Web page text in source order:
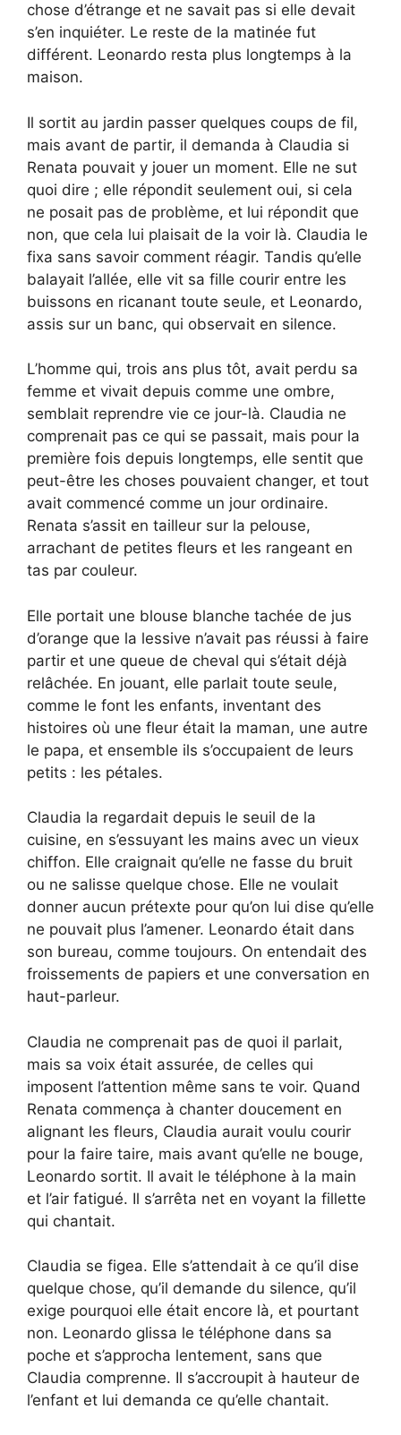
chose d’étrange et ne savait pas si elle devait
s’en inquiéter. Le reste de la matinée fut
différent. Leonardo resta plus longtemps à la
maison.
Il sortit au jardin passer quelques coups de fil,
mais avant de partir, il demanda à Claudia si
Renata pouvait y jouer un moment. Elle ne sut
quoi dire ; elle répondit seulement oui, si cela
ne posait pas de problème, et lui répondit que
non, que cela lui plaisait de la voir là. Claudia le
fixa sans savoir comment réagir. Tandis qu’elle
balayait l’allée, elle vit sa fille courir entre les
buissons en ricanant toute seule, et Leonardo,
assis sur un banc, qui observait en silence.
L’homme qui, trois ans plus tôt, avait perdu sa
femme et vivait depuis comme une ombre,
semblait reprendre vie ce jour-là. Claudia ne
comprenait pas ce qui se passait, mais pour la
première fois depuis longtemps, elle sentit que
peut-être les choses pouvaient changer, et tout
avait commencé comme un jour ordinaire.
Renata s’assit en tailleur sur la pelouse,
arrachant de petites fleurs et les rangeant en
tas par couleur.
Elle portait une blouse blanche tachée de jus
d’orange que la lessive n’avait pas réussi à faire
partir et une queue de cheval qui s’était déjà
relâchée. En jouant, elle parlait toute seule,
comme le font les enfants, inventant des
histoires où une fleur était la maman, une autre
le papa, et ensemble ils s’occupaient de leurs
petits : les pétales.
Claudia la regardait depuis le seuil de la
cuisine, en s’essuyant les mains avec un vieux
chiffon. Elle craignait qu’elle ne fasse du bruit
ou ne salisse quelque chose. Elle ne voulait
donner aucun prétexte pour qu’on lui dise qu’elle
ne pouvait plus l’amener. Leonardo était dans
son bureau, comme toujours. On entendait des
froissements de papiers et une conversation en
haut-parleur.
Claudia ne comprenait pas de quoi il parlait,
mais sa voix était assurée, de celles qui
imposent l’attention même sans te voir. Quand
Renata commença à chanter doucement en
alignant les fleurs, Claudia aurait voulu courir
pour la faire taire, mais avant qu’elle ne bouge,
Leonardo sortit. Il avait le téléphone à la main
et l’air fatigué. Il s’arrêta net en voyant la fillette
qui chantait.
Claudia se figea. Elle s’attendait à ce qu’il dise
quelque chose, qu’il demande du silence, qu’il
exige pourquoi elle était encore là, et pourtant
non. Leonardo glissa le téléphone dans sa
poche et s’approcha lentement, sans que
Claudia comprenne. Il s’accroupit à hauteur de
l’enfant et lui demanda ce qu’elle chantait.